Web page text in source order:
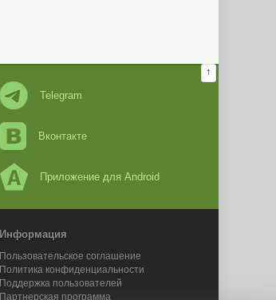
↑
Telegram
Вконтакте
Приложение для Android
Информация
Пользовательское соглашение
Политика конфиденциальности
Поддержка пользователей
Партнерская программа